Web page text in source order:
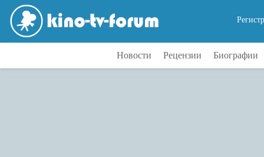
Новости Рецензии Биографии